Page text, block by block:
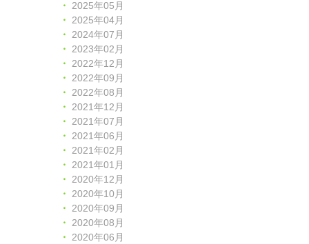
2025年05月
2025年04月
2024年07月
2023年02月
2022年12月
2022年09月
2022年08月
2021年12月
2021年07月
2021年06月
2021年02月
2021年01月
2020年12月
2020年10月
2020年09月
2020年08月
2020年06月